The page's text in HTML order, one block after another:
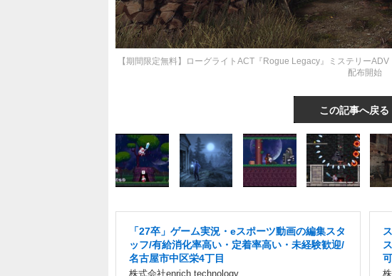
【期間限定無料】ローグライトACT『Rogue Legacy』ミステリー
配布開始
この記事へ戻る
「27卒」ゲーム実況・eスポーツ動画の編集スタ
ッフ/有給消化率高い・定着率高い・未経験歓迎/
名古屋市中区栄4丁目
株式会社enrich technology
可